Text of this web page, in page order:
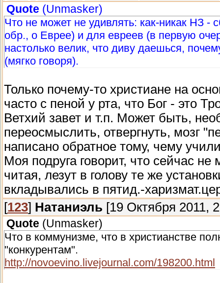
Quote (Unmasker)
Что не может не удивлять: как-никак НЗ -
обр., о Еврее) и для евреев (в первую
настолько велик, что диву даешься,
(мягко говоря).
Только почему-то христиане на
часто с пеной у рта, что Бог - это
Ветхий завет и т.п. Может быть,
переосмыслить, отвергнуть, мозг
написано обратное тому, чему
Моя подруга говорит, что сейчас
читая, лезут в голову те же
вкладывались в пятид.-
[123] Натаниэль [19 Октября 2011,
Quote (Unmasker)
Что в коммунизме, что в христианстве
"конкурентам".
http://novoevino.livejournal.com/198200.html